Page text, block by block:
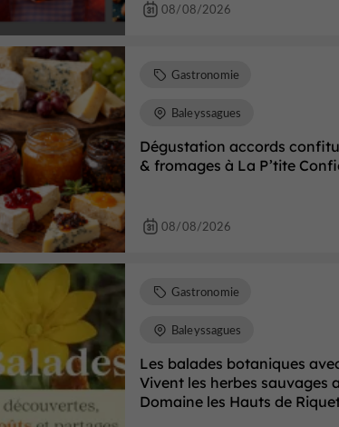
08/08/2026
Dégustation accords
& fromages à La P’tite
Gastronomie
Baleyssagues
08/08/2026
Les balades botaniques
Vivent les herbes sauvages
Domaine les Hauts de
Gastronomie
Baleyssagues